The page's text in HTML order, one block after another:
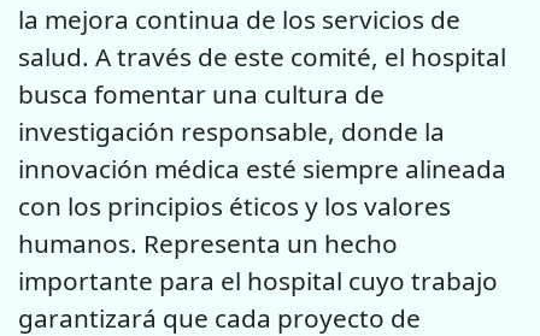
la mejora continua de los servicios de
salud. A través de este comité, el hospital
busca fomentar una cultura de
investigación responsable, donde la
innovación médica esté siempre alineada
con los principios éticos y los valores
humanos. Representa un hecho
importante para el hospital cuyo trabajo
garantizará que cada proyecto de